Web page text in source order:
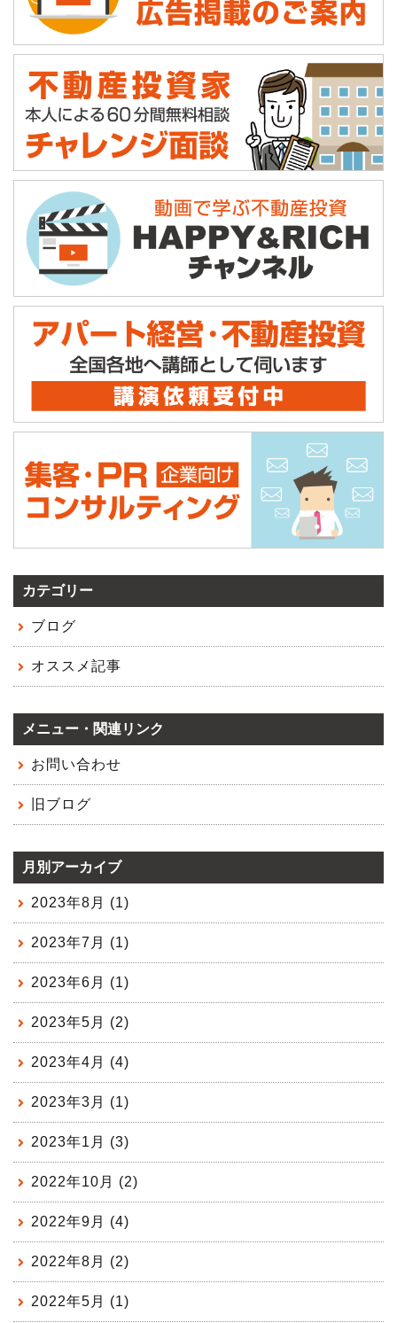
カテゴリー
ブログ
オススメ記事
メニュー・関連リンク
お問い合わせ
旧ブログ
月別アーカイブ
2023年8月 (1)
2023年7月 (1)
2023年6月 (1)
2023年5月 (2)
2023年4月 (4)
2023年3月 (1)
2023年1月 (3)
2022年10月 (2)
2022年9月 (4)
2022年8月 (2)
2022年5月 (1)